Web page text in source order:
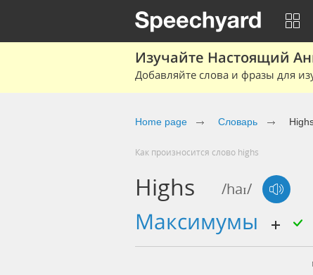
Изучайте Настоящий
Добавляйте слова и фразы для
Home page Словарь
Как произносится слово highs
Highs /haɪ/
максимумы